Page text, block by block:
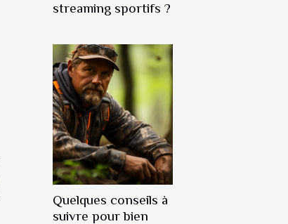
streaming sportifs ?
Quelques conseils à
suivre pour bien